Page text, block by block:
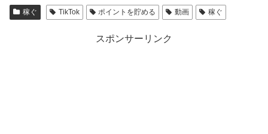
稼ぐ TikTok ポイントを貯める 動画 稼ぐ
スポンサーリンク